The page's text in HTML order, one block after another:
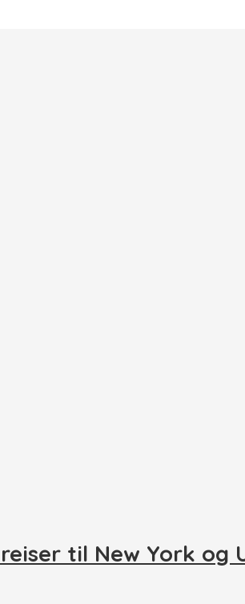
til New York og